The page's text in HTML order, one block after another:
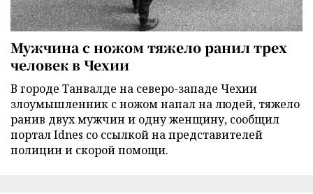
Мужчина с ножом тяжело ранил трех
человек в Чехии
В городе Танвалде на северо-западе Чехии
злоумышленник с ножом напал на людей, тяжело
ранив двух мужчин и одну женщину, сообщил
портал Idnes со ссылкой на представителей
полиции и скорой помощи.